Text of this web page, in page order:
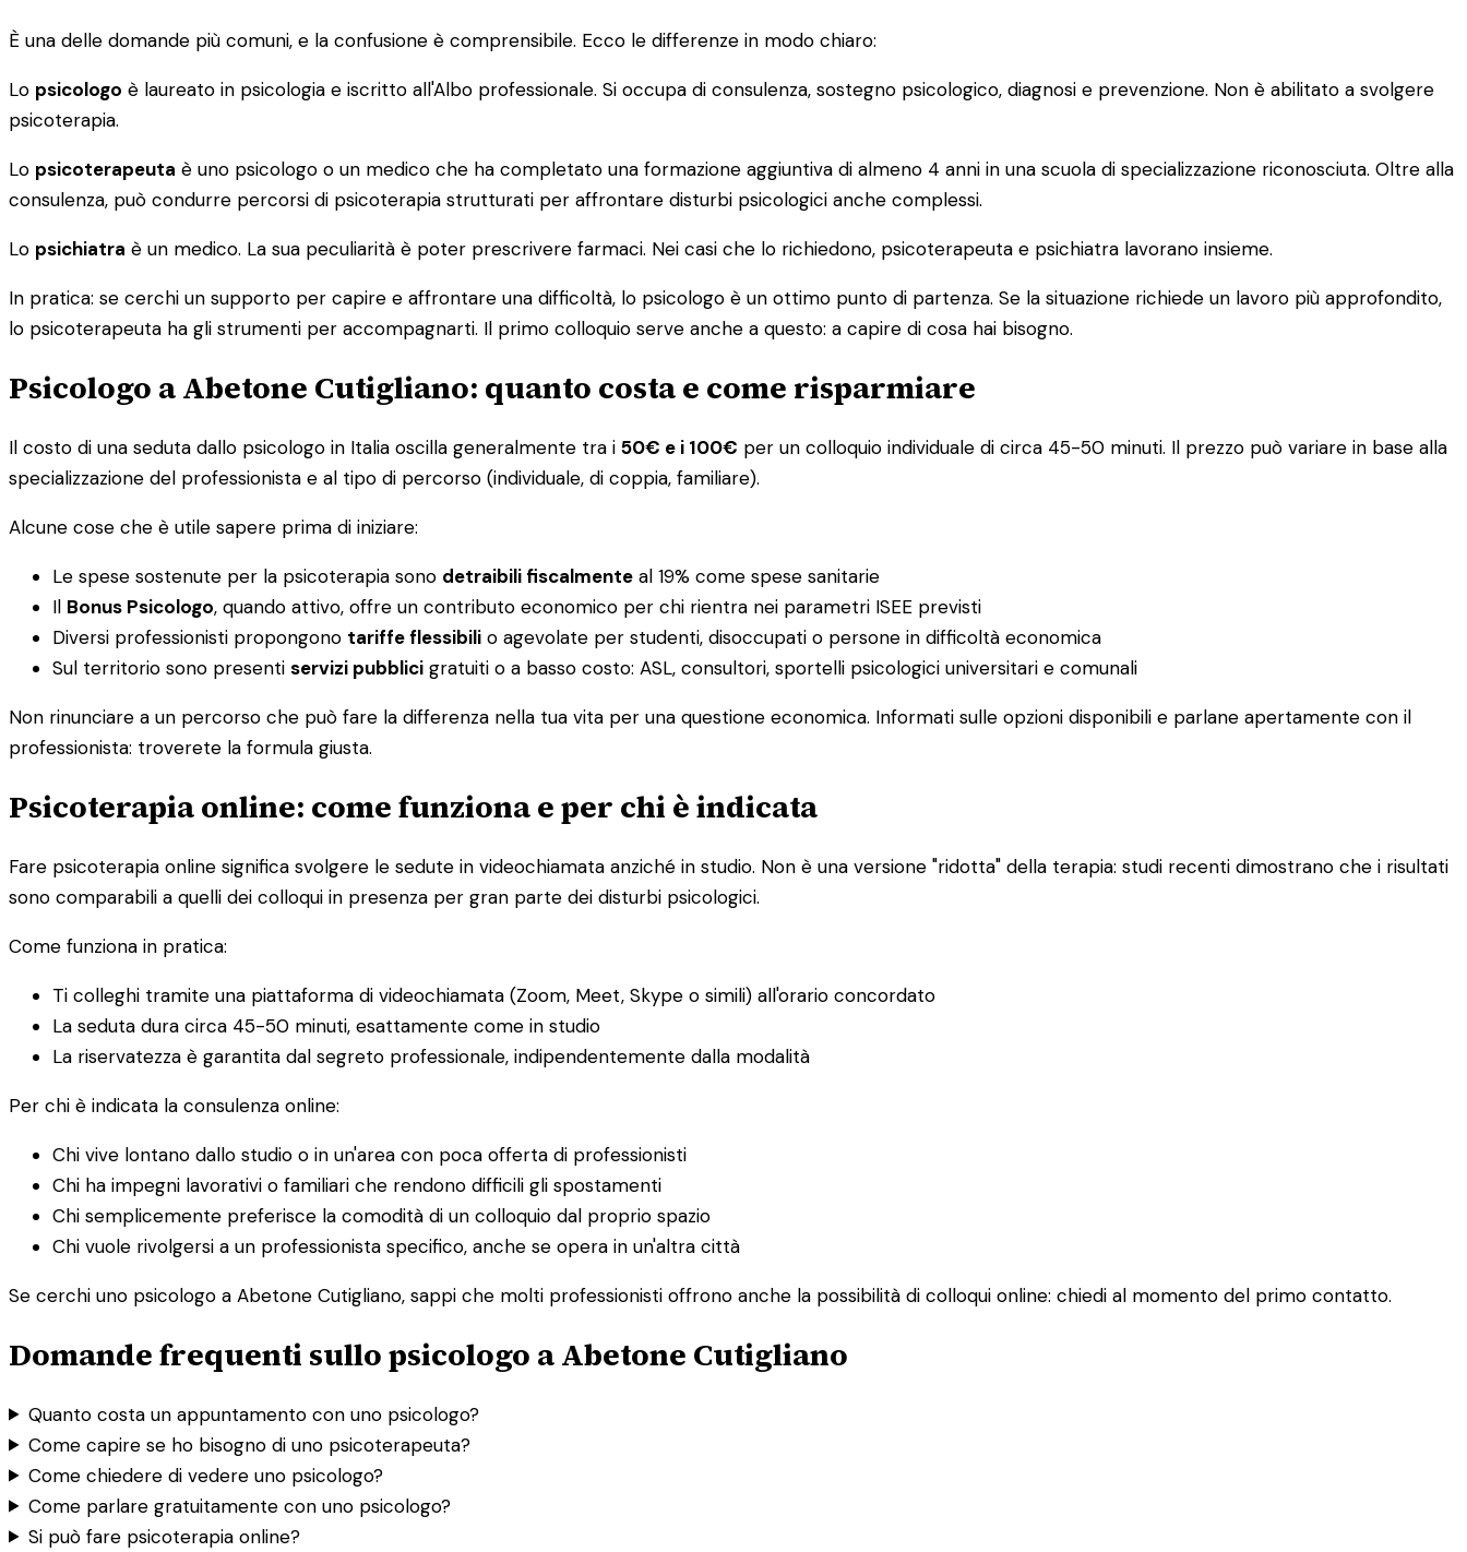
È una delle domande più comuni, e la confusione è comprensibile. Ecco le differenze in modo chiaro:
Lo psicologo è laureato in psicologia e iscritto all'Albo professionale. Si occupa di consulenza, sostegno psicologico, diagnosi e prevenzione. Non è abilitato a svolgere
psicoterapia.
Lo psicoterapeuta è uno psicologo o un medico che ha completato una formazione aggiuntiva di almeno 4 anni in una scuola di specializzazione riconosciuta. Oltre alla
consulenza, può condurre percorsi di psicoterapia strutturati per affrontare disturbi psicologici anche complessi.
Lo psichiatra è un medico. La sua peculiarità è poter prescrivere farmaci. Nei casi che lo richiedono, psicoterapeuta e psichiatra lavorano insieme.
In pratica: se cerchi un supporto per capire e affrontare una difficoltà, lo psicologo è un ottimo punto di partenza. Se la situazione richiede un lavoro più approfondito,
lo psicoterapeuta ha gli strumenti per accompagnarti. Il primo colloquio serve anche a questo: a capire di cosa hai bisogno.
Psicologo a Abetone Cutigliano: quanto costa e come risparmiare
Il costo di una seduta dallo psicologo in Italia oscilla generalmente tra i 50€ e i 100€ per un colloquio individuale di circa 45-50 minuti. Il prezzo può variare in base alla
specializzazione del professionista e al tipo di percorso (individuale, di coppia, familiare).
Alcune cose che è utile sapere prima di iniziare:
Le spese sostenute per la psicoterapia sono detraibili fiscalmente al 19% come spese sanitarie
Il Bonus Psicologo, quando attivo, offre un contributo economico per chi rientra nei parametri ISEE previsti
Diversi professionisti propongono tariffe flessibili o agevolate per studenti, disoccupati o persone in difficoltà economica
Sul territorio sono presenti servizi pubblici gratuiti o a basso costo: ASL, consultori, sportelli psicologici universitari e comunali
Non rinunciare a un percorso che può fare la differenza nella tua vita per una questione economica. Informati sulle opzioni disponibili e parlane apertamente con il
professionista: troverete la formula giusta.
Psicoterapia online: come funziona e per chi è indicata
Fare psicoterapia online significa svolgere le sedute in videochiamata anziché in studio. Non è una versione "ridotta" della terapia: studi recenti dimostrano che i risultati
sono comparabili a quelli dei colloqui in presenza per gran parte dei disturbi psicologici.
Come funziona in pratica:
Ti colleghi tramite una piattaforma di videochiamata (Zoom, Meet, Skype o simili) all'orario concordato
La seduta dura circa 45-50 minuti, esattamente come in studio
La riservatezza è garantita dal segreto professionale, indipendentemente dalla modalità
Per chi è indicata la consulenza online:
Chi vive lontano dallo studio o in un'area con poca offerta di professionisti
Chi ha impegni lavorativi o familiari che rendono difficili gli spostamenti
Chi semplicemente preferisce la comodità di un colloquio dal proprio spazio
Chi vuole rivolgersi a un professionista specifico, anche se opera in un'altra città
Se cerchi uno psicologo a Abetone Cutigliano, sappi che molti professionisti offrono anche la possibilità di colloqui online: chiedi al momento del primo contatto.
Domande frequenti sullo psicologo a Abetone Cutigliano
Quanto costa un appuntamento con uno psicologo?
Come capire se ho bisogno di uno psicoterapeuta?
Come chiedere di vedere uno psicologo?
Come parlare gratuitamente con uno psicologo?
Si può fare psicoterapia online?